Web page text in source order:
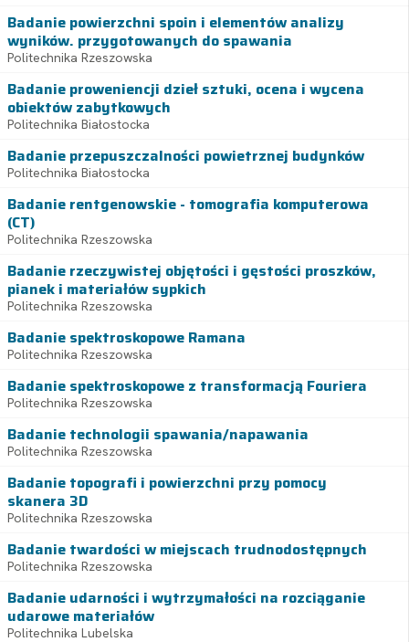
Badanie powierzchni spoin i elementów analizy
wyników. przygotowanych do spawania
Politechnika Rzeszowska
Badanie proweniencji dzieł sztuki, ocena i wycena
obiektów zabytkowych
Politechnika Białostocka
Badanie przepuszczalności powietrznej budynków
Politechnika Białostocka
Badanie rentgenowskie - tomografia komputerowa
(CT)
Politechnika Rzeszowska
Badanie rzeczywistej objętości i gęstości proszków,
pianek i materiałów sypkich
Politechnika Rzeszowska
Badanie spektroskopowe Ramana
Politechnika Rzeszowska
Badanie spektroskopowe z transformacją Fouriera
Politechnika Rzeszowska
Badanie technologii spawania/napawania
Politechnika Rzeszowska
Badanie topografi i powierzchni przy pomocy
skanera 3D
Politechnika Rzeszowska
Badanie twardości w miejscach trudnodostępnych
Politechnika Rzeszowska
Badanie udarności i wytrzymałości na rozciąganie
udarowe materiałów
Politechnika Lubelska